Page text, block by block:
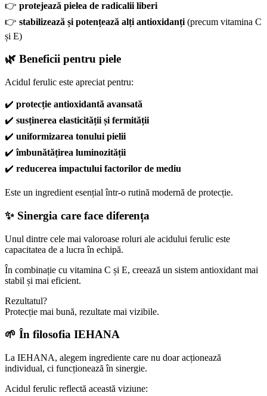
👉 protejează pielea de radicalii liberi
👉 stabilizează și potențează alți antioxidanți (precum vitamina C
și E)
🌿 Beneficii pentru piele
Acidul ferulic este apreciat pentru:
✔️ protecție antioxidantă avansată
✔️ susținerea elasticității și fermității
✔️ uniformizarea tonului pielii
✔️îmbunătățirea luminozității
✔️ reducerea impactului factorilor de mediu
Este un ingredient esențial într-o rutină modernă de protecție.
✨ Sinergia care face diferența
Unul dintre cele mai valoroase roluri ale acidului ferulic este
capacitatea de a lucra în echipă.
În combinație cu vitamina C și E, creează un sistem antioxidant mai
stabil și mai eficient.
Rezultatul?
Protecție mai bună, rezultate mai vizibile.
🌱 În filosofia IEHANA
La IEHANA, alegem ingrediente care nu doar acționează
individual, ci funcționează în sinergie.
Acidul ferulic reflectă această viziune: